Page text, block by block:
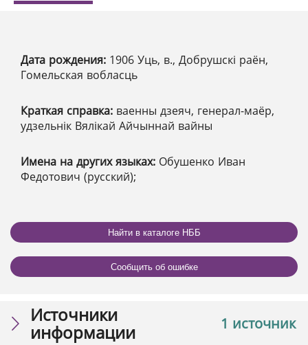
Дата рождения: 1906 Уць, в., Добрушскі раён,
Гомельская вобласць
Краткая справка: ваенны дзеяч, генерал-маёр,
удзельнік Вялікай Айчыннай вайны
Имена на других языках: Обушенко Иван
Федотович (русский);
Найти в каталоге НББ
Сообщить об ошибке
1 источник
Источники
информации